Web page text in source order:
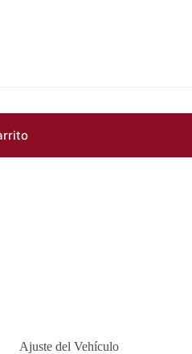
Ajuste del Vehículo